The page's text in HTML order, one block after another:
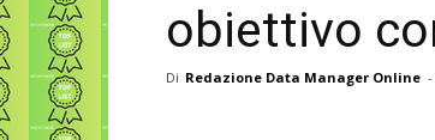
obiettivo
Di Redazione Data Manager Online -